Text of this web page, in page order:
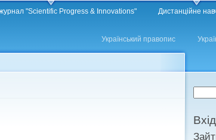
"Scientific Progress & Innovations" Дистанційне
Український правопис
Вхід